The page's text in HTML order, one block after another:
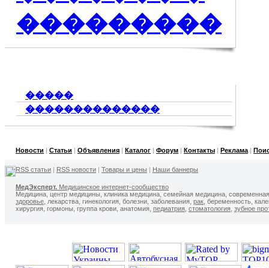
���������
�����
��������������
Новости | Статьи | Объявления | Каталог | Форум | Контакты | Реклама |
RSS статьи | RSS новости | Товары и цены | Наши баннеры
МедЭксперт. Медицинское интернет-сообщество
Медицина, центр медицины, клиника медицина, семейная медицина,
здоровье , лекарства, гинекология, болезни, заболевания, рак , беременность,
хирургия, гормоны, группа крови, анатомия, педиатрия стоматология зубное